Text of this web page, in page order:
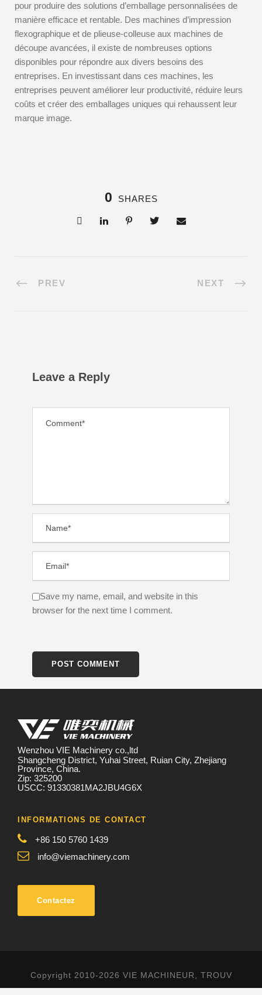
pour produire des solutions d’emballage personnalisées de
manière efficace et rentable. Des machines d’impression
flexographique et de plieuse-colleuse aux machines de
découpe avancées, il existe de nombreuses options
disponibles pour répondre aux divers besoins des
entreprises. En investissant dans ces machines, les
entreprises peuvent améliorer leur productivité, réduire leurs
coûts et créer des emballages uniques qui rehaussent leur
marque image.
0 SHARES
PREV NEXT
Leave a Reply
Save my name, email, and website in this
browser for the next time I comment.
Wenzhou VIE Machinery co.,ltd
Shangcheng District, Yuhai Street, Ruian City, Zhejiang
Province, China.
Zip: 325200
USCC: 91330381MA2JBU4G6X
INFORMATIONS DE CONTACT
+86 150 5760 1439
info@viemachinery.com
Contactez
Copyright 2010-2026 VIE MACHINEUR, TROUV